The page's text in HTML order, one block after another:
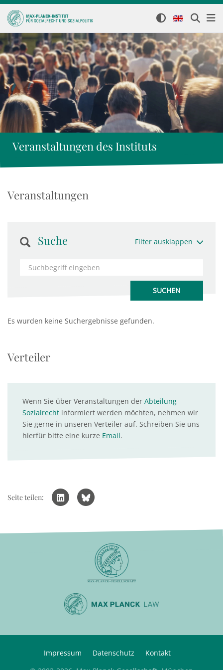
Veranstaltungen des Instituts
Veranstaltungen
Suche Filter ausklappen
Es wurden keine Suchergebnisse gefunden.
Verteiler
Wenn Sie über Veranstaltungen der Abteilung
Sozialrecht informiert werden möchten, nehmen wir
Sie gerne in unseren Verteiler auf. Schreiben Sie uns
hierfür bitte eine kurze Email.
Seite teilen:
Impressum Datenschutz
Kontakt